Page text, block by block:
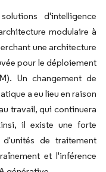
d'intelligence
modulaire à
une architecture
pour le déploiement
Un changement de
a eu lieu en raison
travail, qui continuera
il existe une forte
d'unités de traitement
et l'inférence